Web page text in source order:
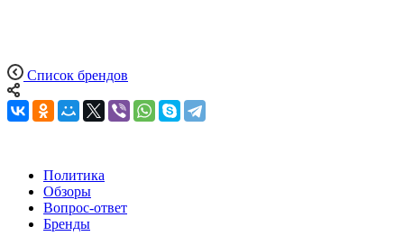
Список брендов
Политика
Обзоры
Вопрос-ответ
Бренды